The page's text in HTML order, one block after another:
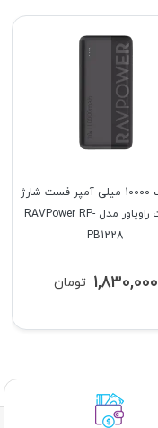
پاوربانک 10000 میلی آمپر فست شارژ
20 وات راوپاور مدل RAVPower RP-
PB1228
تومان 1,830,000